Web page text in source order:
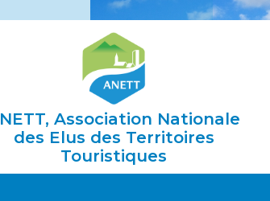
Association Nationale
des Elus des Territoires
Touristiques